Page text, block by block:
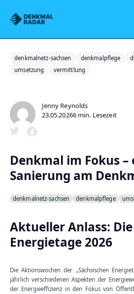
Denkmalradar
denkmalnetz-sachsen denkmalpflege
umsetzung
vermittlung
Jenny Reynolds
23.05.20266 min. Lesezeit
Denkmal im Fokus
Sanierung am
denkmalnetz-sachsen denkmalpflege
Aktueller Anlass:
Energietage 2026
Die Aktionswochen der „Sächsischen
jährlich verschiedenen Aspekten der
der Energieeffizienz in den Fokus von